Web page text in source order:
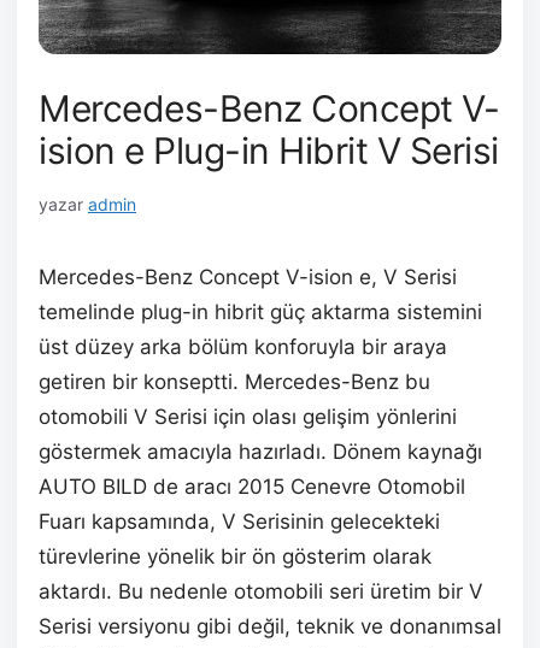
Mercedes-Benz Concept V-
ision e Plug-in Hibrit V Serisi
yazar admin
Mercedes-Benz Concept V-ision e, V Serisi
temelinde plug-in hibrit güç aktarma sistemini
üst düzey arka bölüm konforuyla bir araya
getiren bir konseptti. Mercedes-Benz bu
otomobili V Serisi için olası gelişim yönlerini
göstermek amacıyla hazırladı. Dönem kaynağı
AUTO BILD de aracı 2015 Cenevre Otomobil
Fuarı kapsamında, V Serisinin gelecekteki
türevlerine yönelik bir ön gösterim olarak
aktardı. Bu nedenle otomobili seri üretim bir V
Serisi versiyonu gibi değil, teknik ve donanımsal